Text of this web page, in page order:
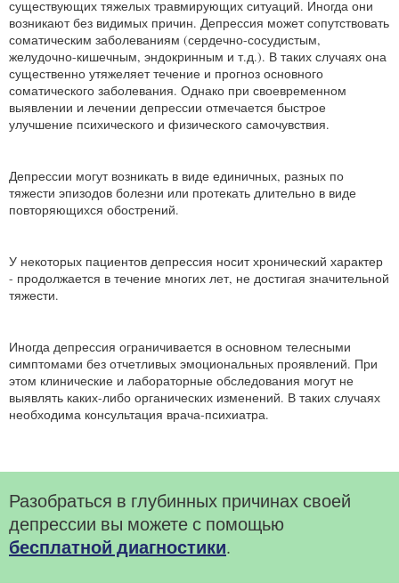
существующих тяжелых травмирующих ситуаций. Иногда они
возникают без видимых причин. Депрессия может сопутствовать
соматическим заболеваниям (сердечно-сосудистым,
желудочно-кишечным, эндокринным и т.д.). В таких случаях она
существенно утяжеляет течение и прогноз основного
соматического заболевания. Однако при своевременном
выявлении и лечении депрессии отмечается быстрое
улучшение психического и физического самочувствия.
Депрессии могут возникать в виде единичных, разных по
тяжести эпизодов болезни или протекать длительно в виде
повторяющихся обострений.
У некоторых пациентов депрессия носит хронический характер
- продолжается в течение многих лет, не достигая значительной
тяжести.
Иногда депрессия ограничивается в основном телесными
симптомами без отчетливых эмоциональных проявлений. При
этом клинические и лабораторные обследования могут не
выявлять каких-либо органических изменений. В таких случаях
необходима консультация врача-психиатра.
Разобраться в глубинных причинах своей
депрессии вы можете с помощью
бесплатной диагностики.